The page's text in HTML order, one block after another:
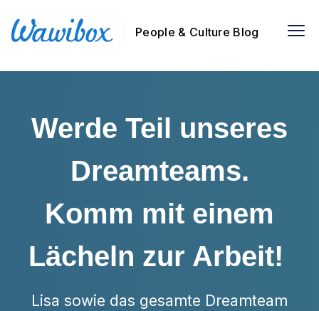
People & Culture Blog
Werde Teil unseres
Dreamteams.
Komm mit einem
Lächeln zur Arbeit!
Lisa sowie das gesamte Dreamteam